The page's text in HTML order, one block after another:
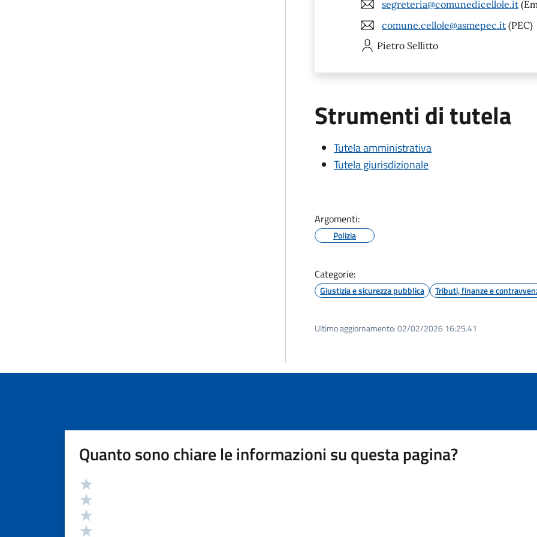
segreteria@comunedicellole.it
comune.cellole@asmepec.it (PEC)
Pietro Sellitto
Strumenti di tutela
Tutela amministrativa
Tutela giurisdizionale
Argomenti:
Polizia
Categorie:
Giustizia e sicurezza pubblica Tributi, finanze e
Ultimo aggiornamento:02/02/2026 16:25.41
Quanto sono chiare le informazioni su questa pagina?
Valutazione